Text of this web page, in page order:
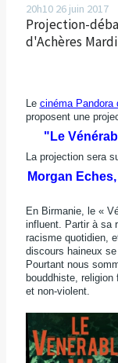
20h10 26 juin 2017
Projection-
d'Achères
Le cinéma Pandora
proposent une
"Le
La projection sera
Morgan
En Birmanie, le «
influent. Partir à sa
racisme quotidien,
discours haineux
Pourtant nous
bouddhiste,
et non-violent.